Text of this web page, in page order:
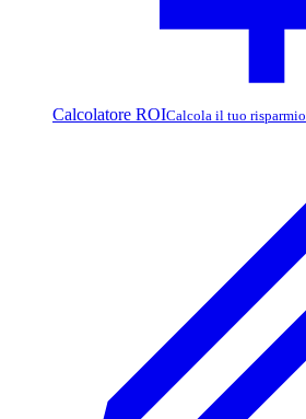
Calcolatore ROICalcola il tuo risparmio